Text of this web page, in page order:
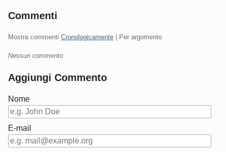
Commenti
Mostra commenti Cronologicamente | Per argomento
Nessun commento
Aggiungi Commento
Nome
E-mail